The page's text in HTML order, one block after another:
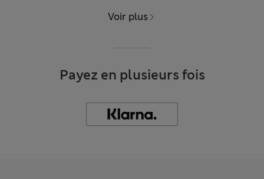
Voir plus
Payez en plusieurs fois